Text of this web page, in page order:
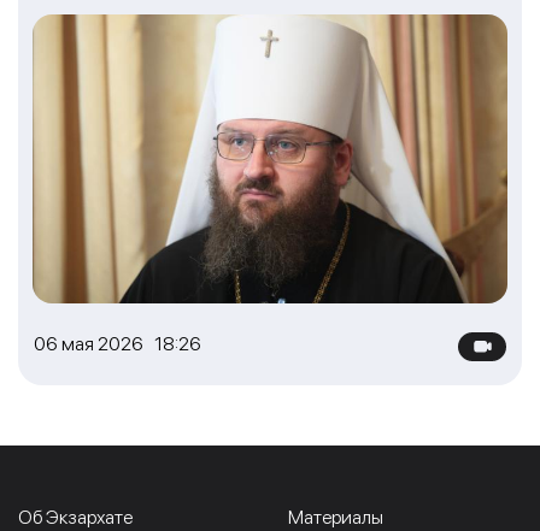
06 мая 2026 18:26
Об Экзархате Материалы